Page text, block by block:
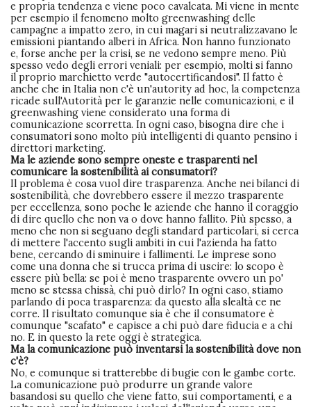
e propria tendenza e viene poco cavalcata. Mi viene in mente
per esempio il fenomeno molto greenwashing delle
campagne a impatto zero, in cui magari si neutralizzavano le
emissioni piantando alberi in Africa. Non hanno funzionato
e, forse anche per la crisi, se ne vedono sempre meno. Più
spesso vedo degli errori veniali: per esempio, molti si fanno
il proprio marchietto verde "autocertificandosi". Il fatto è
anche che in Italia non c'è un'autority ad hoc, la competenza
ricade sull'Autorità per le garanzie nelle comunicazioni, e il
greenwashing viene considerato una forma di
comunicazione scorretta. In ogni caso, bisogna dire che i
consumatori sono molto più intelligenti di quanto pensino i
direttori marketing.
Ma le aziende sono sempre oneste e trasparenti nel
comunicare la sostenibilità ai consumatori?
Il problema è cosa vuol dire trasparenza. Anche nei bilanci di
sostenibilità, che dovrebbero essere il mezzo trasparente
per eccellenza, sono poche le aziende che hanno il coraggio
di dire quello che non va o dove hanno fallito. Più spesso, a
meno che non si seguano degli standard particolari, si cerca
di mettere l'accento sugli ambiti in cui l'azienda ha fatto
bene, cercando di sminuire i fallimenti. Le imprese sono
come una donna che si trucca prima di uscire: lo scopo è
essere più bella: se poi è meno trasparente ovvero un po'
meno se stessa chissà, chi può dirlo? In ogni caso, stiamo
parlando di poca trasparenza: da questo alla slealtà ce ne
corre. Il risultato comunque sia è che il consumatore è
comunque "scafato" e capisce a chi può dare fiducia e a chi
no. E in questo la rete oggi è strategica.
Ma la comunicazione può inventarsi la sostenibilità dove non
c'è?
No, e comunque si tratterebbe di bugie con le gambe corte.
La comunicazione può produrre un grande valore
basandosi su quello che viene fatto, sui comportamenti, e a